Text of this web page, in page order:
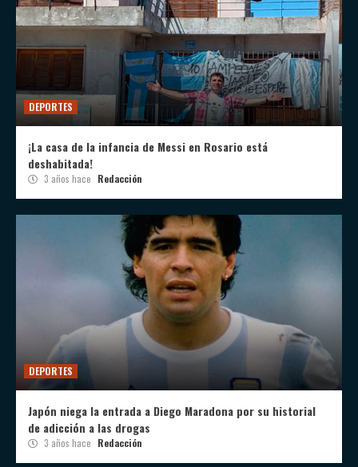
DEPORTES
¡La casa de la infancia de Messi en Rosario está
deshabitada!
3 años hace Redacción
DEPORTES
Japón niega la entrada a Diego Maradona por su historial
de adicción a las drogas
3 años hace Redacción